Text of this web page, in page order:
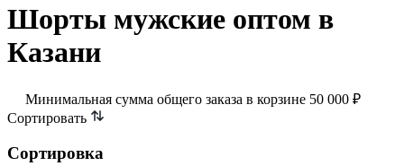
Шорты мужские оптом в
Казани
Минимальная сумма общего заказа в корзине 50 000 ₽
Сортировать
Сортировка